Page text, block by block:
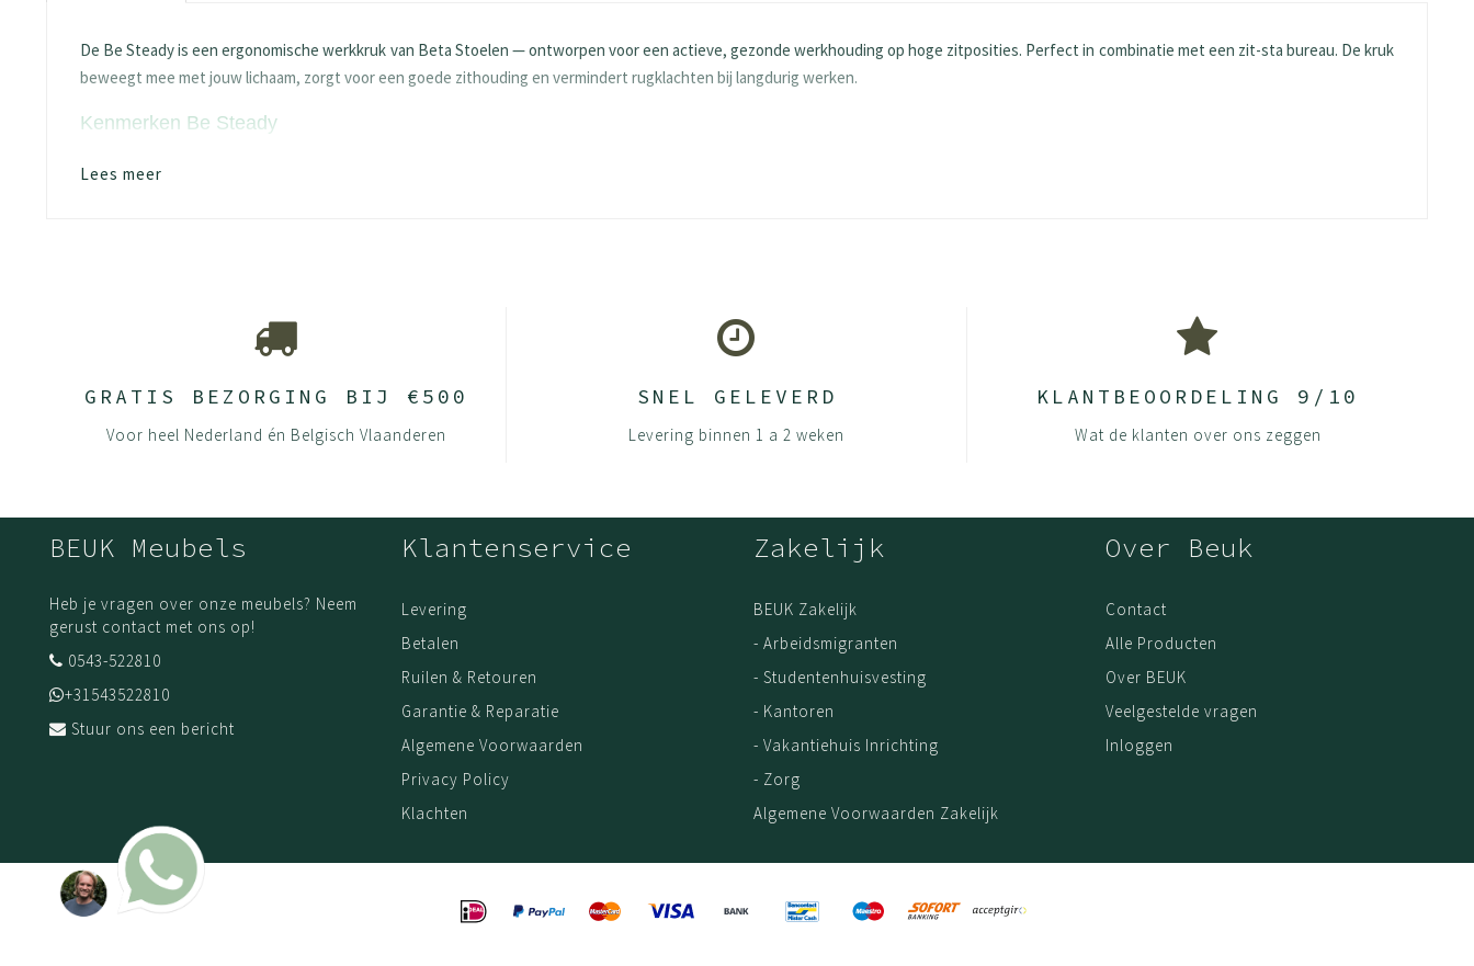
De Be Steady is een ergonomische werkkruk van Beta Stoelen — ontworpen voor een actieve, gezonde werkhouding op hoge zitposities. Perfect in combinatie met een zit-sta bureau. De kruk
beweegt mee met jouw lichaam, zorgt voor een goede zithouding en vermindert rugklachten bij langdurig werken.
Kenmerken Be Steady
Kruisvoet diameter:
Heel eenvoudig — geen gereedschap nodig. Voet en gasveer in elkaar duwen, zitting erop zetten en rustig in elkaar drukken. Klaar om te gebruiken.
Onderhoud
Stofzuig regelmatig. Veeg af met een vochtige doek met een speciaal daarvoor bestemd reinigingsmiddel voor bekleding. Gebruik voor diepere reiniging stoom of een professionele stomerij.
De Be Steady is een product vanBeta Stoelen— geproduceerd in Nederland van gerecycled en recyclebaar staal, met OEKO-TEX gecertificeerde bekleding. Duurzaam, kwalitatief en
ontworpen voor dagelijks intensief gebruik.
Lees meer
GRATIS BEZORGING BIJ €500
Voor heel Nederland én Belgisch Vlaanderen
SNEL GELEVERD
Levering binnen 1 a 2 weken
KLANTBEOORDELING 9/10
Wat de klanten over ons zeggen
BEUK Meubels
Heb je vragen over onze meubels? Neem
gerust contact met ons op!
0543-522810
+31543522810
Stuur ons een bericht
Klantenservice
Levering
Betalen
Ruilen & Retouren
Garantie & Reparatie
Algemene Voorwaarden
Privacy Policy
Klachten
Zakelijk
BEUK Zakelijk
- Arbeidsmigranten
- Studentenhuisvesting
- Kantoren
- Vakantiehuis Inrichting
- Zorg
Algemene Voorwaarden Zakelijk
Over Beuk
Contact
Alle Producten
Over BEUK
Veelgestelde vragen
Inloggen